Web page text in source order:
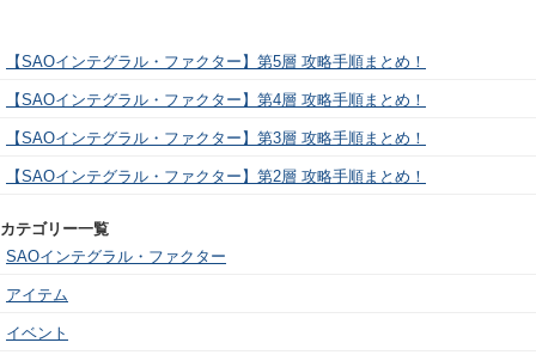
【SAOインテグラル・ファクター】第5層 攻略手順まとめ！
【SAOインテグラル・ファクター】第4層 攻略手順まとめ！
【SAOインテグラル・ファクター】第3層 攻略手順まとめ！
【SAOインテグラル・ファクター】第2層 攻略手順まとめ！
カテゴリー一覧
SAOインテグラル・ファクター
アイテム
イベント